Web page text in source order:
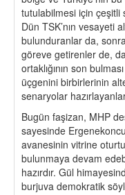
tutulabilmesi için çeşitli
Dün TSK’nın vesayeti
bulunduranlar da,
göreve getirenler de,
ortaklığının son
üçgenini birbirlerinin
senaryolar
Bugün faşizan, MHP
sayesinde
avanesinin vitrine
bulunmaya devam
hazırdır. Gül
burjuva demokratik